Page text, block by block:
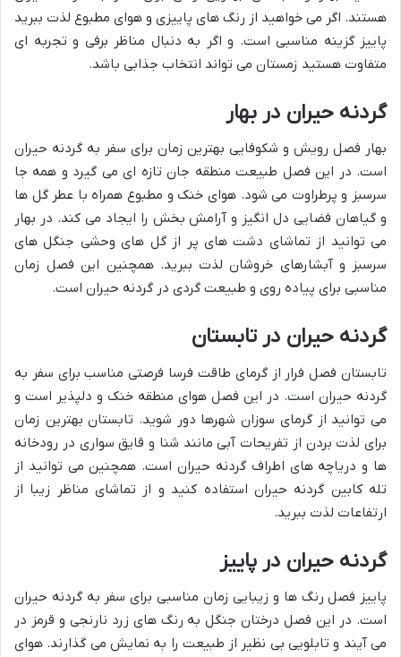
هستند. اگر می خواهید از رنگ های پاییزی و هوای مطبوع لذت ببرید
پاییز گزینه مناسبی است. و اگر به دنبال مناظر برفی و تجربه ای
متفاوت هستید زمستان می تواند انتخاب جذابی باشد.
گردنه حیران در بهار
بهار فصل رویش و شکوفایی بهترین زمان برای سفر به گردنه حیران
است. در این فصل طبیعت منطقه جان تازه ای می گیرد و همه جا
سرسبز و پرطراوت می شود. هوای خنک و مطبوع همراه با عطر گل ها
و گیاهان فضایی دل انگیز و آرامش بخش را ایجاد می کند. در بهار
می توانید از تماشای دشت های پر از گل های وحشی جنگل های
سرسبز و آبشارهای خروشان لذت ببرید. همچنین این فصل زمان
مناسبی برای پیاده روی و طبیعت گردی در گردنه حیران است.
گردنه حیران در تابستان
تابستان فصل فرار از گرمای طاقت فرسا فرصتی مناسب برای سفر به
گردنه حیران است. در این فصل هوای منطقه خنک و دلپذیر است و
می توانید از گرمای سوزان شهرها دور شوید. تابستان بهترین زمان
برای لذت بردن از تفریحات آبی مانند شنا و قایق سواری در رودخانه
ها و دریاچه های اطراف گردنه حیران است. همچنین می توانید از
تله کابین گردنه حیران استفاده کنید و از تماشای مناظر زیبا از
ارتفاعات لذت ببرید.
گردنه حیران در پاییز
پاییز فصل رنگ ها و زیبایی زمان مناسبی برای سفر به گردنه حیران
است. در این فصل درختان جنگل به رنگ های زرد نارنجی و قرمز در
می آیند و تابلویی بی نظیر از طبیعت را به نمایش می گذارند. هوای